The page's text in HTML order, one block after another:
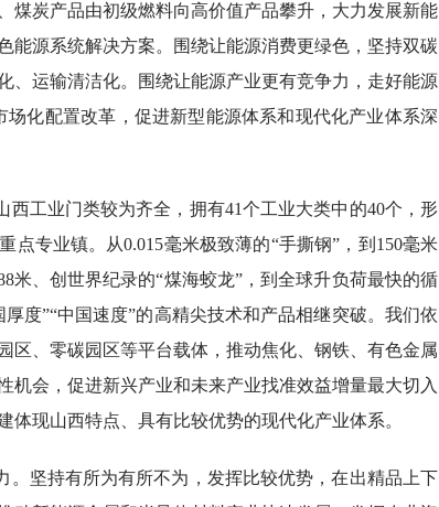
煤炭产品由初级燃料向高价值产品攀升，大力发展新能
能源系统解决方案。围绕让能源消费更绿色，坚持双碳
、运输清洁化。围绕让能源产业更有竞争力，走好能源
化配置改革，促进新型能源体系和现代化产业体系深
西工业门类较为齐全，拥有41个工业大类中的40个，形
点专业镇。从0.015毫米极致薄的“手撕钢”，到150毫米
米、创世界纪录的“煤海蛟龙”，到全球升负荷最快的循
度”“中国速度”的高精尖技术和产品相继突破。我们依
区、零碳园区等平台载体，推动焦化、钢铁、有色金属
机会，促进新兴产业和未来产业找准效益增量最大切入
体现山西特点、具有比较优势的现代化产业体系。
。坚持有所为有所不为，发挥比较优势，在出精品上下